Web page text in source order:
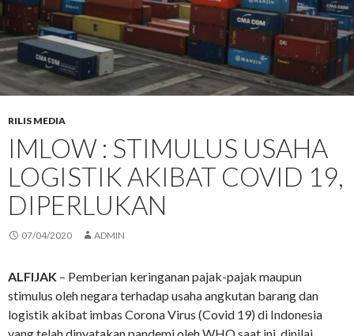
RILIS MEDIA
IMLOW : STIMULUS USAHA
LOGISTIK AKIBAT COVID 19,
DIPERLUKAN
07/04/2020 ADMIN
ALFIJAK – Pemberian keringanan pajak-pajak maupun
stimulus oleh negara terhadap usaha angkutan barang dan
logistik akibat imbas Corona Virus (Covid 19) di Indonesia